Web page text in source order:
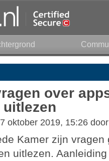
over
oktober 2019, 15:26
Kamer zijn
uitlezen.